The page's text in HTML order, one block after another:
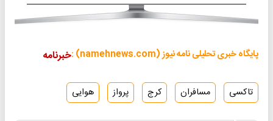
پایگاه خبری تحلیلی نامه نیوز (namehnews.com) : خبرنامه
تاکسی مسافران کرج پرواز هوایی